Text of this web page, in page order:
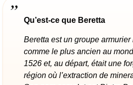
Qu’est-ce que Beretta
Beretta est un groupe
comme le plus ancien au
1526 et, au départ, était une
région où l’extraction de